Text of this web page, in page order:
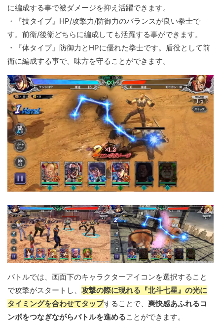
に編成する事で被ダメージを抑え活躍できます。
・『技タイプ』HP/攻撃力/防御力のバランスが良い拳士で
す。前衛/後衛どちらに編成しても活躍する事ができます。
・『体タイプ』防御力とHPに優れた拳士です。盾役として前
衛に編成する事で、味方を守ることができます。
バトルでは、画面下のキャラクターアイコンを選択すること
で攻撃がスタートし、 攻撃の際に現れる『北斗七星』の光に
タイミングを合わせてタップすることで、 爽快感あふれるコ
ンボをつなぎながらバトルを進めることができます。